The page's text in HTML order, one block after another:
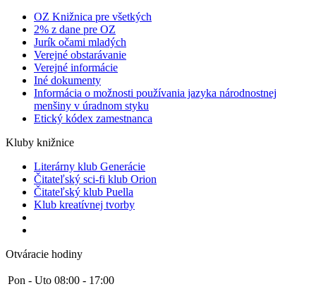
OZ Knižnica pre všetkých
2% z dane pre OZ
Jurík očami mladých
Verejné obstarávanie
Verejné informácie
Iné dokumenty
Informácia o možnosti používania jazyka národnostnej
menšiny v úradnom styku
Etický kódex zamestnanca
Kluby knižnice
Literárny klub Generácie
Čitateľský sci-fi klub Orion
Čitateľský klub Puella
Klub kreatívnej tvorby
Otváracie hodiny
Pon - Uto 08:00 - 17:00